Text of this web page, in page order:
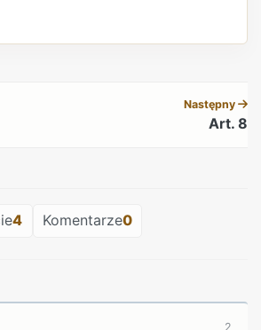
Następny
Art. 8
4 Komentarze0
2